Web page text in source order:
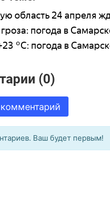
область 24 апреля
погода в
°C: погода в
(0)
Ваш будет первым!